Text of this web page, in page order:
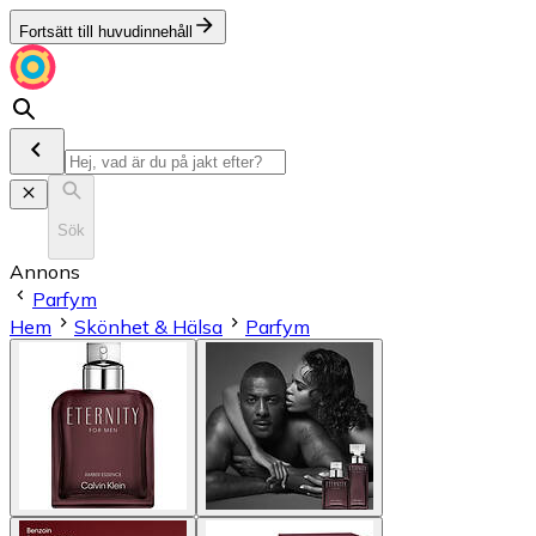
Fortsätt till huvudinnehåll
Sök
Annons
Parfym
Hem
Skönhet & Hälsa Parfym